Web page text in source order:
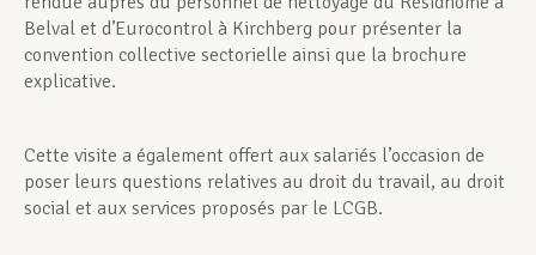
Belval et d’Eurocontrol à Kirchberg pour présenter la
convention collective sectorielle ainsi que la brochure
explicative.
Cette visite a également offert aux salariés l’occasion de
poser leurs questions relatives au droit du travail, au droit
social et aux services proposés par le LCGB.